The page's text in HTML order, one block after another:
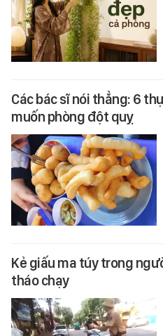
Các bác sĩ nói thẳng: 6
muốn phòng đột quỵ
Kẻ giấu ma túy trong
tháo chạy